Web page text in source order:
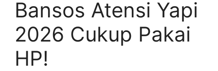
Bansos Atensi Yapi
2026 Cukup Pakai
HP!